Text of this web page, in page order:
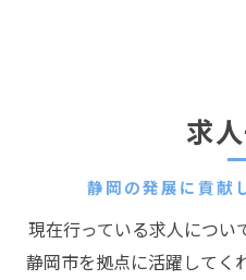
静岡の発展に貢献
求
現在行っている求人につい
静岡市を拠点に活躍してく